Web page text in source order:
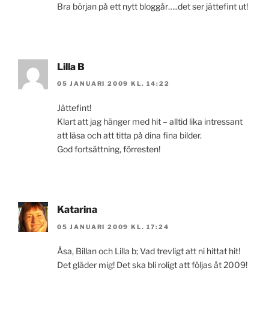
Bra början på ett nytt bloggår…..det ser jättefint ut!
Lilla B
05 JANUARI 2009 KL. 14:22
Jättefint!
Klart att jag hänger med hit – alltid lika intressant
att läsa och att titta på dina fina bilder.
God fortsättning, förresten!
Katarina
05 JANUARI 2009 KL. 17:24
Åsa, Billan och Lilla b; Vad trevligt att ni hittat hit!
Det gläder mig! Det ska bli roligt att följas åt 2009!